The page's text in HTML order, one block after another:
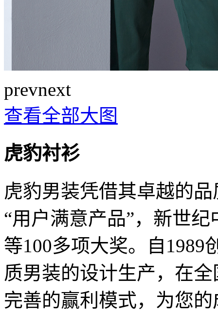
prevnext
查看全部大图
虎豹衬衫
虎豹男装凭借其卓越的
“用户满意产品”，新世
等100多项大奖。自1989
质男装的设计生产，在
完善的赢利模式，为您